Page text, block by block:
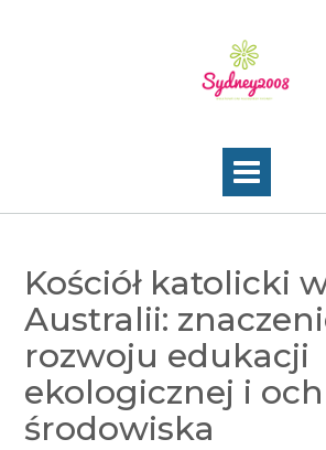
Kościół katolicki
Australii:
rozwoju edukacji
ekologicznej i
środowiska